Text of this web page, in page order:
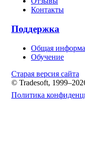
Контакты
Поддержка
Общая
Обучение
Старая версия сайта
© Tradesoft,
Политика